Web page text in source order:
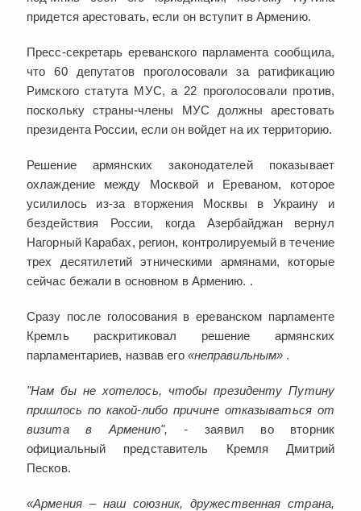
придется арестовать, если он вступит в Армению.
Пресс-секретарь ереванского парламента сообщила,
что 60 депутатов проголосовали за ратификацию
Римского статута МУС, а 22 проголосовали против,
поскольку страны-члены МУС должны арестовать
президента России, если он войдет на их территорию.
Решение армянских законодателей показывает
охлаждение между Москвой и Ереваном, которое
усилилось из-за вторжения Москвы в Украину и
бездействия России, когда Азербайджан вернул
Нагорный Карабах, регион, контролируемый в течение
трех десятилетий этническими армянами, которые
сейчас бежали в основном в Армению. .
Сразу после голосования в ереванском парламенте
Кремль раскритиковал решение армянских
парламентариев, назвав его «неправильным» .
"Нам бы не хотелось, чтобы президенту Путину
пришлось по какой-либо причине отказываться от
визита в Армению", - заявил во вторник
официальный представитель Кремля Дмитрий
Песков.
«Армения – наш союзник, дружественная страна,